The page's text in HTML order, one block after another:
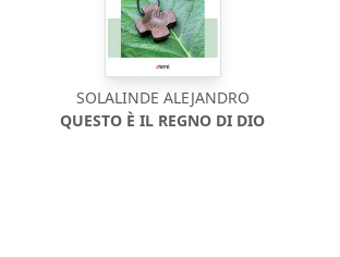
SOLALINDE ALEJANDRO
QUESTO È IL REGNO DI DIO